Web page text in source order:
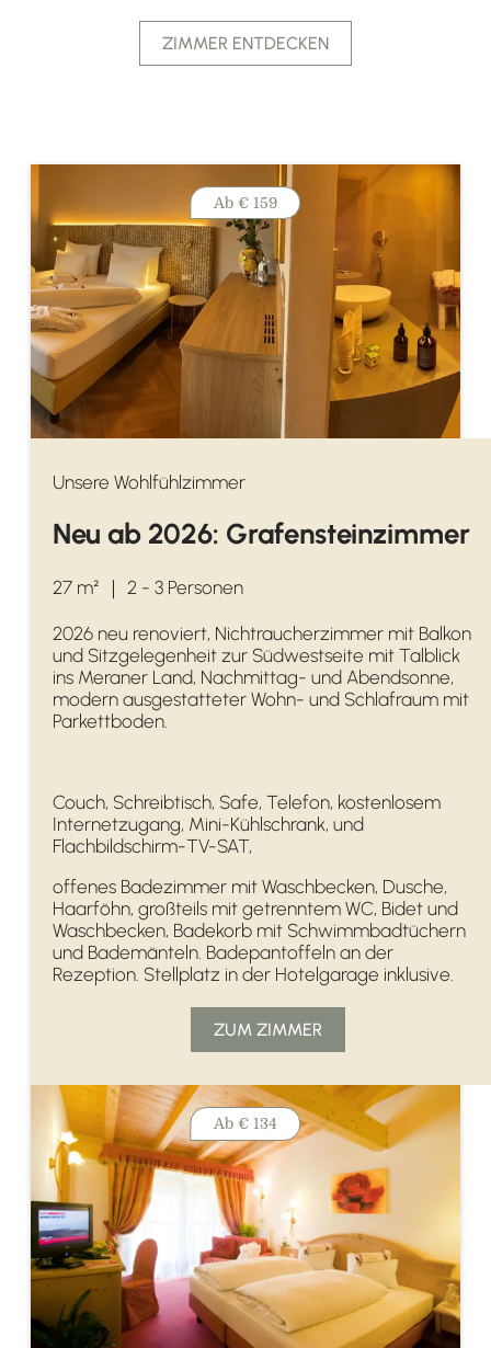
ZIMMER ENTDECKEN
Unsere Wohlfühlzimmer
Neu ab 2026: Grafensteinzimmer
27 m² ｜ 2 - 3 Personen
2026 neu renoviert, Nichtraucherzimmer mit Balkon
und Sitzgelegenheit zur Südwestseite mit Talblick
ins Meraner Land, Nachmittag- und Abendsonne,
modern ausgestatteter Wohn- und Schlafraum mit
Parkettboden.
Couch, Schreibtisch, Safe, Telefon, kostenlosem
Internetzugang, Mini-Kühlschrank, und
Flachbildschirm-TV-SAT,
offenes Badezimmer mit Waschbecken, Dusche,
Haarföhn, großteils mit getrenntem WC, Bidet und
Waschbecken, Badekorb mit Schwimmbadtüchern
und Bademänteln. Badepantoffeln an der
Rezeption. Stellplatz in der Hotelgarage inklusive.
ZUM ZIMMER
Ab € 159
Ab € 134